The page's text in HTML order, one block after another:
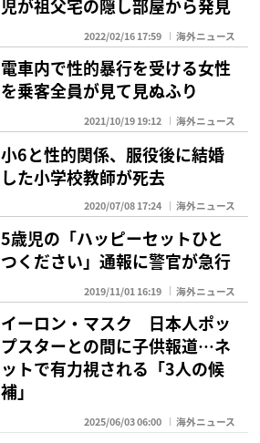
児が祖父宅の隠し部屋から発見
2022/02/16 17:59 海外ニュース
電車内で性的暴行を受ける女性
を乗客全員が見て見ぬふり
2021/10/19 19:12 海外ニュース
小6と性的関係、服役後に結婚
した小学校教師が死去
2020/07/08 17:24 海外ニュース
5歳児の「ハッピーセットひと
つください」通報に警官が急行
2019/11/01 16:19 海外ニュース
イーロン・マスク 日本人ポッ
プスターとの間に子供報道…ネ
ットで有力視される「3人の候
補」
2025/06/03 06:00 海外ニュース